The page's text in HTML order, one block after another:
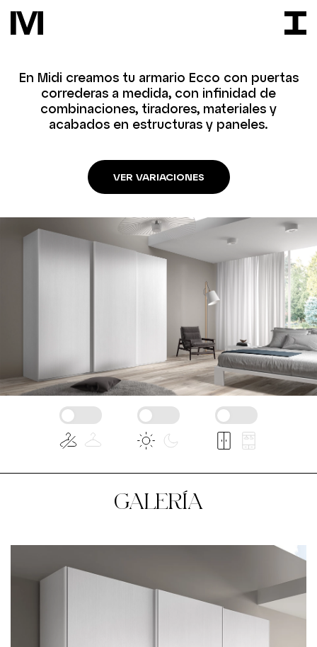
En Midi creamos tu armario Ecco con puertas
correderas a medida, con infinidad de
combinaciones, tiradores, materiales y
acabados en estructuras y paneles.
VER VARIACIONES
GALERÍA